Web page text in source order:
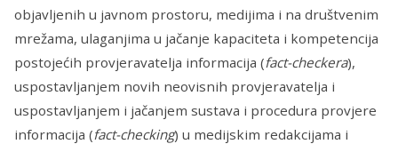
objavljenih u javnom prostoru, medijima i na društvenim
mrežama, ulaganjima u jačanje kapaciteta i kompetencija
postojećih provjeravatelja informacija (fact-checkera),
uspostavljanjem novih neovisnih provjeravatelja i
uspostavljanjem i jačanjem sustava i procedura provjere
informacija (fact-checking) u medijskim redakcijama i